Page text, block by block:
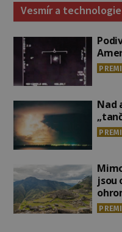
Vesmír a technologie
Nad
jsou